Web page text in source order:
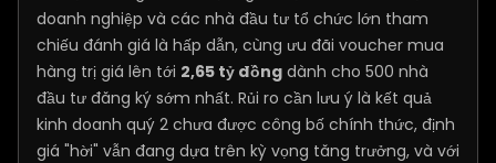
doanh nghiệp và các nhà đầu tư tổ chức lớn tham
chiếu đánh giá là hấp dẫn, cùng ưu đãi voucher mua
hàng trị giá lên tới 2,65 tỷ đồng dành cho 500 nhà
đầu tư đăng ký sớm nhất. Rủi ro cần lưu ý là kết quả
kinh doanh quý 2 chưa được công bố chính thức, định
giá "hời" vẫn đang dựa trên kỳ vọng tăng trưởng, và với